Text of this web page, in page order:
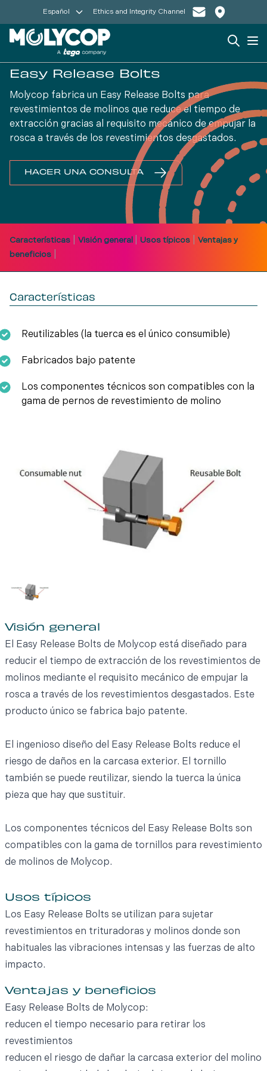
Español Ethics and Integrity Channel
Search
Easy Release Bolts
Molycop fabrica un Easy Release Bolts para
revestimientos de molinos que reduce el tiempo de
extracción gracias al requisito mecánico de empujar la
rosca a través de los revestimientos desgastados.
HACER UNA CONSULTA
Características Visión general Usos típicos
Ventajas y
beneficios
Características
Reutilizables (la tuerca es el único consumible)
Fabricados bajo patente
Los componentes técnicos son compatibles con la
gama de pernos de revestimiento de molino
Visión general
El Easy Release Bolts de Molycop está diseñado para
reducir el tiempo de extracción de los revestimientos de
molinos mediante el requisito mecánico de empujar la
rosca a través de los revestimientos desgastados. Este
producto único se fabrica bajo patente.
El ingenioso diseño del Easy Release Bolts reduce el
riesgo de daños en la carcasa exterior. El tornillo
también se puede reutilizar, siendo la tuerca la única
pieza que hay que sustituir.
Los componentes técnicos del Easy Release Bolts son
compatibles con la gama de tornillos para revestimiento
de molinos de Molycop.
Usos típicos
Los Easy Release Bolts se utilizan para sujetar
revestimientos en trituradoras y molinos donde son
habituales las vibraciones intensas y las fuerzas de alto
impacto.
Ventajas y beneficios
Easy Release Bolts de Molycop:
reducen el tiempo necesario para retirar los
revestimientos
reducen el riesgo de dañar la carcasa exterior del molino